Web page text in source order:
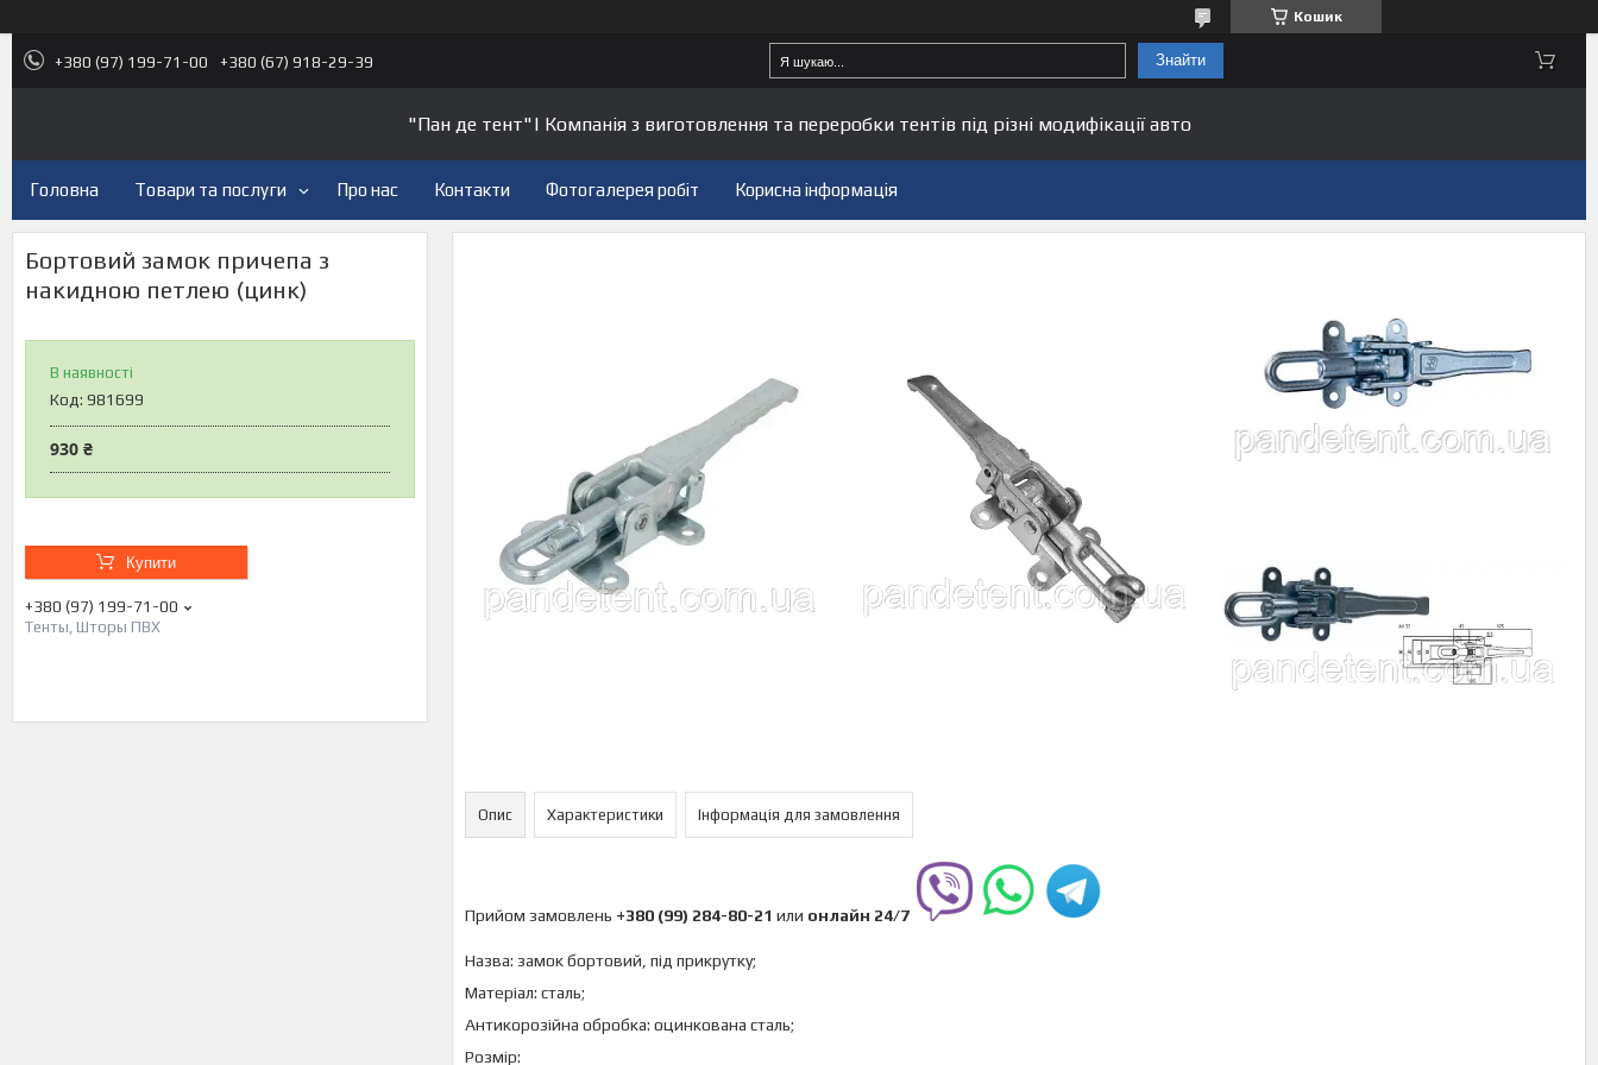
Кошик
+380 (97) 199-71-00 +380 (67) 918-29-39 Знайти
"Пан де тент"| Компанія з виготовлення та переробки тентів під різні модифікації авто
Головна Товари та послуги Про нас Контакти Фотогалерея робіт Корисна інформація
Бортовий замок причепа з
накидною петлею (цинк)
В наявності
Код: 981699
930 ₴
Купити
+380 (97) 199-71-00
Тенты, Шторы ПВХ
Опис Характеристики Інформація для замовлення
Прийом замовлень +380 (99) 284-80-21 или онлайн 24/7
Назва: замок бортовий, під прикрутку;
Матеріал: сталь;
Антикорозійна обробка: оцинкована сталь;
Розмір: